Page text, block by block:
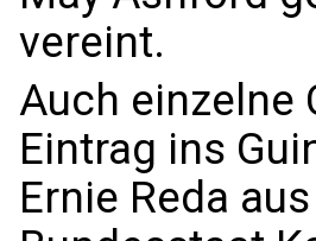
vereint.
Auch einzelne
Eintrag ins
Ernie Reda